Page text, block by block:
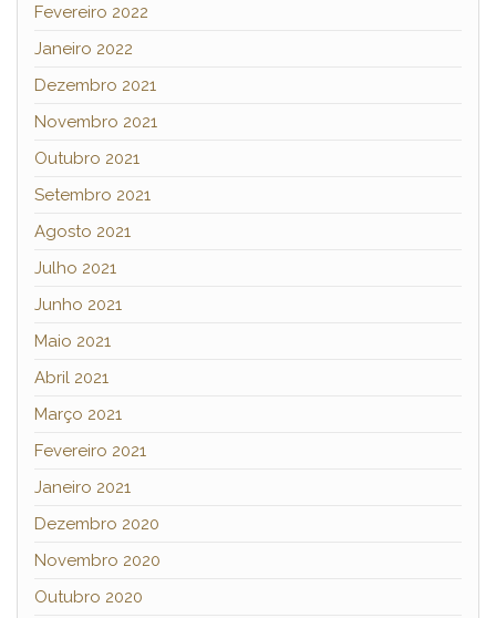
Fevereiro 2022
Janeiro 2022
Dezembro 2021
Novembro 2021
Outubro 2021
Setembro 2021
Agosto 2021
Julho 2021
Junho 2021
Maio 2021
Abril 2021
Março 2021
Fevereiro 2021
Janeiro 2021
Dezembro 2020
Novembro 2020
Outubro 2020